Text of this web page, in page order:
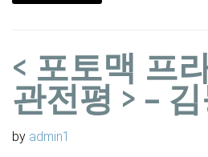
< 포토맥 프
관전평 > –
by admin1